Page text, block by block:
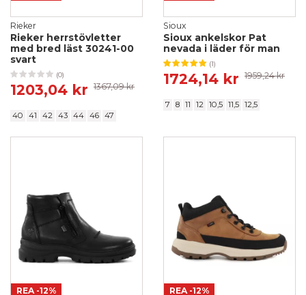
Rieker
Rieker herrstövletter
med bred läst 30241-00
svart
(0)
1203,04 kr 1367,09 kr
40 41 42 43 44 46 47
Sioux
Sioux ankelskor Pat
nevada i läder för man
(1)
1724,14 kr 1959,24 kr
7 8 11 12 10,5 11,5 12,5
REA -12% REA -12%